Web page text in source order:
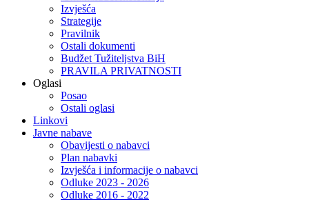
Izvješća
Strategije
Pravilnik
Ostali dokumenti
Budžet Tužiteljstva BiH
PRAVILA PRIVATNOSTI
Oglasi
Posao
Ostali oglasi
Linkovi
Javne nabave
Obavijesti o nabavci
Plan nabavki
Izvješća i informacije o nabavci
Odluke 2023 - 2026
Odluke 2016 - 2022